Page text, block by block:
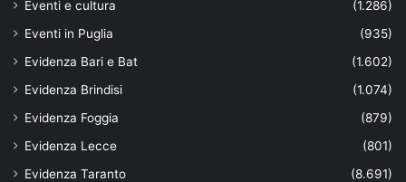
Eventi e cultura
(1.286)
Eventi in Puglia
(935)
Evidenza Bari e Bat
(1.602)
Evidenza Brindisi
(1.074)
Evidenza Foggia
(879)
Evidenza Lecce
(801)
Evidenza Taranto
(8.691)